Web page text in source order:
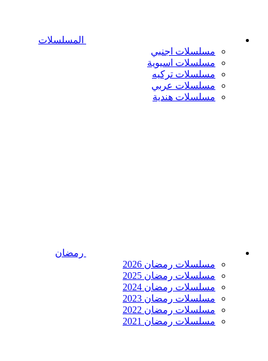
المسلسلات
مسلسلات اجنبي
مسلسلات اسيوية
مسلسلات تركيه
مسلسلات عربي
مسلسلات هندية
رمضان
مسلسلات رمضان 2026
مسلسلات رمضان 2025
مسلسلات رمضان 2024
مسلسلات رمضان 2023
مسلسلات رمضان 2022
مسلسلات رمضان 2021